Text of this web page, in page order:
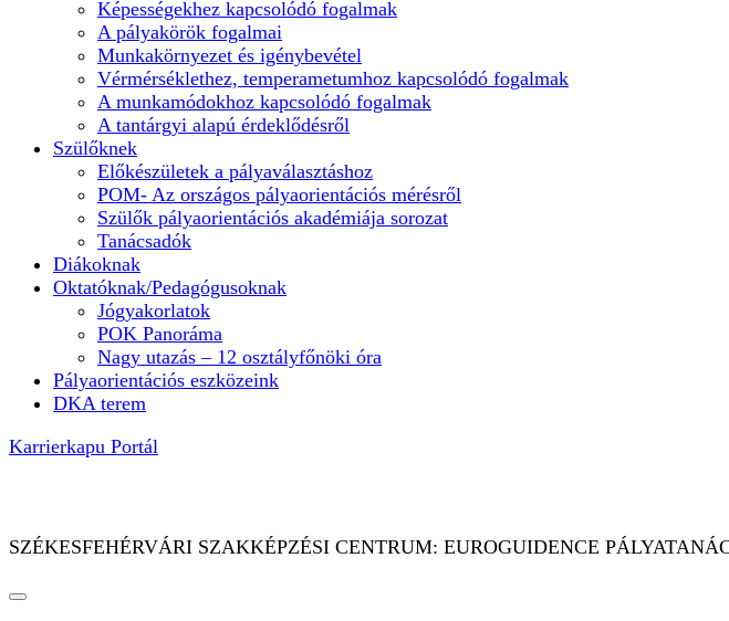
Képességekhez kapcsolódó fogalmak
A pályakörök fogalmai
Munkakörnyezet és igénybevétel
Vérmérséklethez, temperametumhoz kapcsolódó fogalmak
A munkamódokhoz kapcsolódó fogalmak
A tantárgyi alapú érdeklődésről
Szülőknek
Előkészületek a pályaválasztáshoz
POM- Az országos pályaorientációs mérésről
Szülők pályaorientációs akadémiája sorozat
Tanácsadók
Diákoknak
Oktatóknak/Pedagógusoknak
Jógyakorlatok
POK Panoráma
Nagy utazás – 12 osztályfőnöki óra
Pályaorientációs eszközeink
DKA terem
Karrierkapu Portál
SZÉKESFEHÉRVÁRI SZAKKÉPZÉSI CENTRUM: EUROGUIDENCE